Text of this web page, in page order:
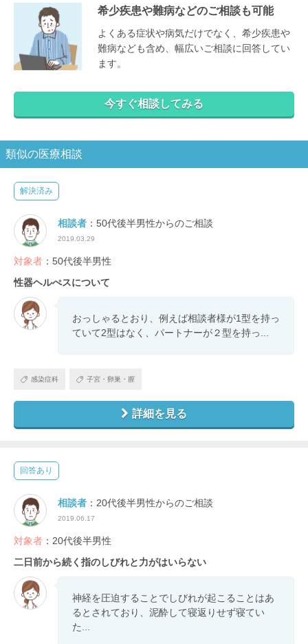
希少疾患や難病などのご相談も可能
よくある症状や病気だけでなく、希少疾患や
難病なども含め、幅広いご相談に回答してい
ます。
今すぐ相談してみる
類似の医療相談
解決済み
相談者 ：50代後半男性からのご相談
2019.03.29
対象者 ：50代後半男性
性器ヘルぺスについて
おっしゃるとおり、例えば相談者様が1型を持っ
ていて2型はなく、パートナーが２型を持っ...
感染症科 子宮・卵巣・膣
詳細を見る
回答あり
相談者 ：20代後半男性からのご相談
2019.06.17
対象者 ：20代後半男性
二日前から続く指のしびれと力がはいらない
神経を圧迫することでしびれが起こることはあ
るとされており、泥酔して寝返りせず寝てい
た...